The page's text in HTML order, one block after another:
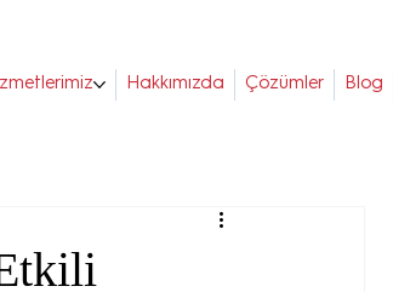
Hakkımızda Çözümler Blog